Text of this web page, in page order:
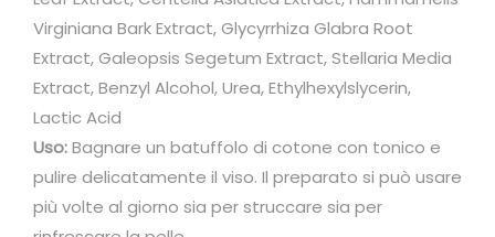
a
p
i
l
l
a
r
Virginiana Bark Extract, Glycyrrhiza Glabra Root
Extract, Galeopsis Segetum Extract, Stellaria Media
Extract, Benzyl Alcohol, Urea, Ethylhexylslycerin,
Lactic Acid
Uso:Bagnare un batuffolo di cotone con tonico e
pulire delicatamente il viso. Il preparato si può usare
più volte al giorno sia per struccare sia per